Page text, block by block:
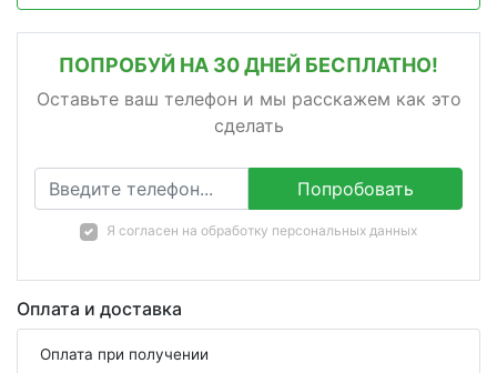
ПОПРОБУЙ НА 30 ДНЕЙ БЕСПЛАТНО!
Оставьте ваш телефон и мы расскажем как это
сделать
Попробовать
Я согласен на обработку персональных данных
Оплата и доставка
Оплата при получении